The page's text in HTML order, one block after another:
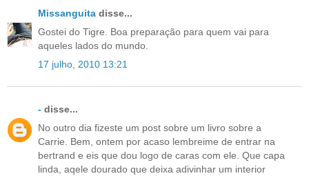
Missanguita disse...
Gostei do Tigre. Boa preparação para quem vai para
aqueles lados do mundo.
17 julho, 2010 13:21
- disse...
No outro dia fizeste um post sobre um livro sobre a
Carrie. Bem, ontem por acaso lembreime de entrar na
bertrand e eis que dou logo de caras com ele. Que capa
linda, aqele dourado que deixa adivinhar um interior